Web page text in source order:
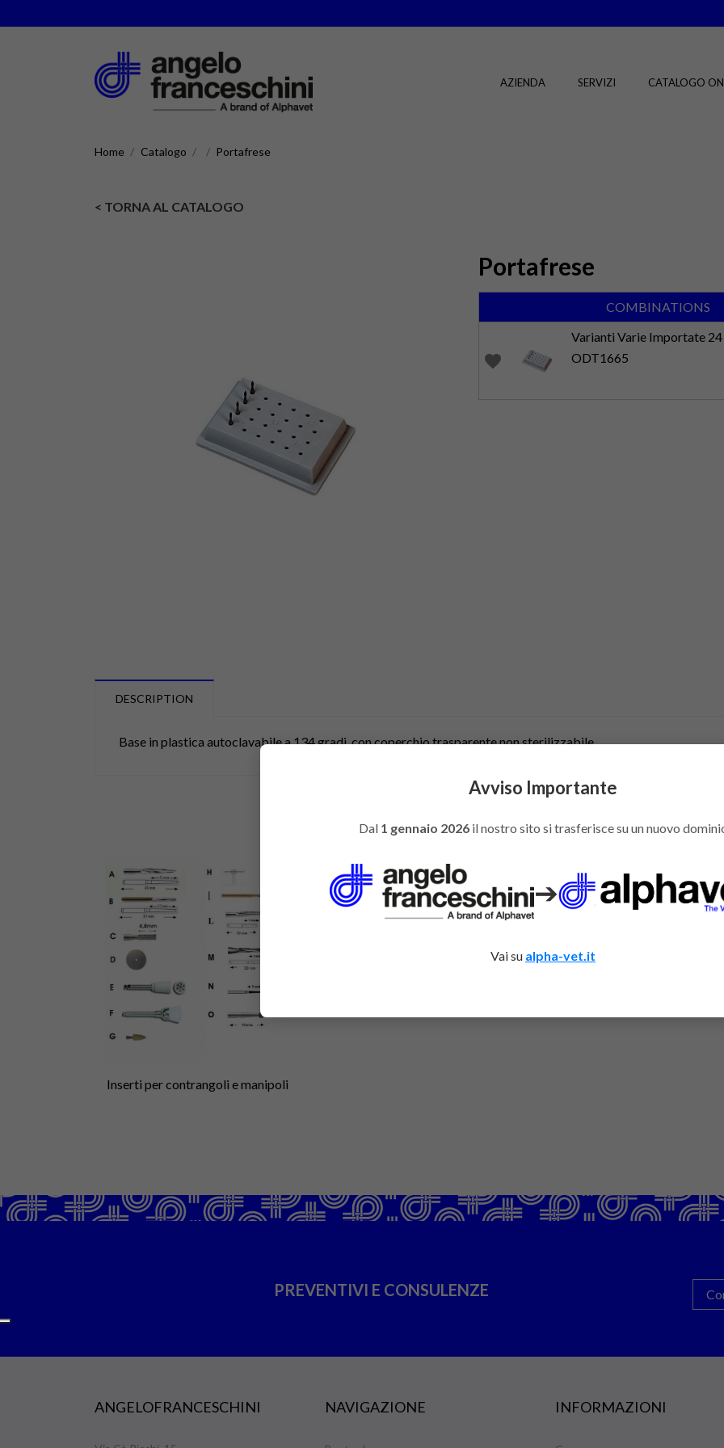
AZIENDA SERVIZI CATALOGO
Home Catalogo Portafrese
< TORNA AL CATALOGO
Portafrese
COMBINATIONS
favorite
Varianti Varie Importate
ODT1665
DESCRIPTION
Base in plastica autoclavabile a 134 gradi, con coperchio trasparente non sterilizzabile.
Inserti per contrangoli e manipoli
PREVENTIVI E CONSULENZE
ANGELOFRANCESCHINI NAVIGAZIONE INFORMAZIONI
Avviso Importante
Dal 1 gennaio 2026il nostro sito si trasferisce su un nuovo
➔
Vai su alpha-vet.it